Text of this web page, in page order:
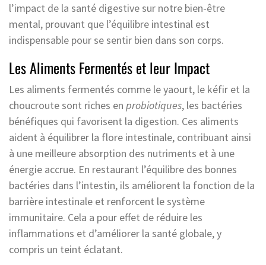
l’impact de la santé digestive sur notre bien-être
mental, prouvant que l’équilibre intestinal est
indispensable pour se sentir bien dans son corps.
Les Aliments Fermentés et leur Impact
Les aliments fermentés comme le yaourt, le kéfir et la
choucroute sont riches en probiotiques, les bactéries
bénéfiques qui favorisent la digestion. Ces aliments
aident à équilibrer la flore intestinale, contribuant ainsi
à une meilleure absorption des nutriments et à une
énergie accrue. En restaurant l’équilibre des bonnes
bactéries dans l’intestin, ils améliorent la fonction de la
barrière intestinale et renforcent le système
immunitaire. Cela a pour effet de réduire les
inflammations et d’améliorer la santé globale, y
compris un teint éclatant.